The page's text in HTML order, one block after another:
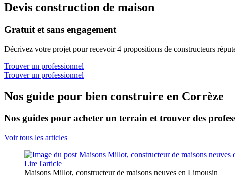
Devis construction de maison
Gratuit et sans engagement
Décrivez votre projet pour recevoir 4 propositions de constructeurs
Trouver un professionnel
Trouver un professionnel
Nos guide pour bien construire en Corrèze
Nos guides pour acheter un terrain et trouver des
Voir tous les articles
Lire l'article
Maisons Millot, constructeur de maisons neuves en Limousin